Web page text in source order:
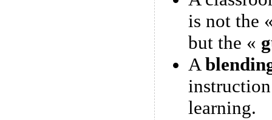
is not the
but the «
A
learning.